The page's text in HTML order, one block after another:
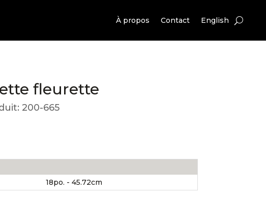
À propos Contact English
fleurette
200-665
18po. - 45.72cm